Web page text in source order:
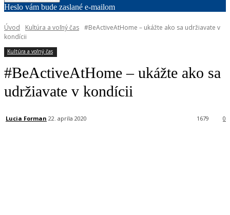
Heslo vám bude zaslané e-mailom
Úvod Kultúra a voľný čas #BeActiveAtHome – ukážte ako sa udržiavate v
kondícii
Kultúra a voľný čas
#BeActiveAtHome – ukážte ako sa
udržiavate v kondícii
Lucia Forman 22. apríla 2020 0
1679